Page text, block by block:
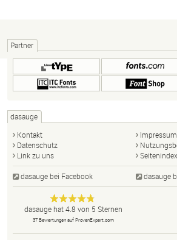
Partner
dasauge
Kontakt
Impressum
Datenschutz
Link zu uns
Seitenindex
dasauge bei Facebook dasauge
dasauge
Designer,
Fotografen,
Agenturen,
Anonym
dasaugehat4.8 von 5 Sternen
37Bewertungen auf ProvenExpert.com